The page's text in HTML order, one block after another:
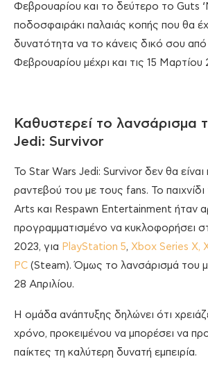
Φεβρουαρίου και το δεύτερο το Guts
ποδοσφαιράκι παλαιάς κοπής που θα
δυνατότητα να το κάνεις δικό σου από
Φεβρουαρίου μέχρι και τις 15 Μαρτίου
Καθυστερεί το λανσάρισμα
Jedi: Survivor
To Star Wars Jedi: Survivor δεν θα είναι
ραντεβού του με τους fans. Το
Arts και Respawn Entertainment ήταν
προγραμματισμένο να κυκλοφορήσει
2023, για PlayStation 5, Xbox Series X,
PC (Steam). Όμως το λανσάρισμά του
28 Απριλίου.
Η ομάδα ανάπτυξης δηλώνει ότι
χρόνο, προκειμένου να μπορέσει να
παίκτες τη καλύτερη δυνατή εμπειρία.